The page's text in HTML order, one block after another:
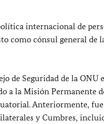
internacional de
como cónsul general de
de Seguridad de la ONU
a la Misión Permanente
Anteriormente,
y Cumbres,